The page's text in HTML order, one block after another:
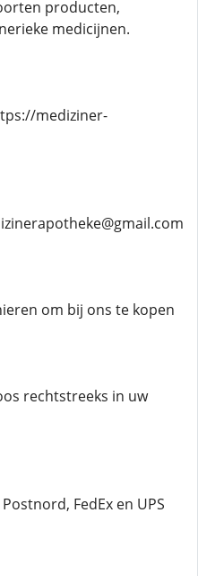
producten,
medicijnen.
mediziner-
om bij ons te kopen
rechtstreeks in uw
FedEx en UPS